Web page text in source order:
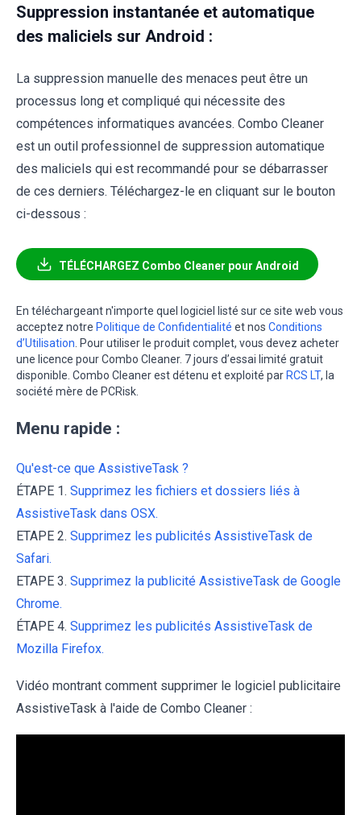
Suppression instantanée et automatique
des maliciels sur Android :
La suppression manuelle des menaces peut être un
processus long et compliqué qui nécessite des
compétences informatiques avancées. Combo Cleaner
est un outil professionnel de suppression automatique
des maliciels qui est recommandé pour se débarrasser
de ces derniers. Téléchargez-le en cliquant sur le bouton
ci-dessous :
TÉLÉCHARGEZ Combo Cleaner pour Android
En téléchargeant n'importe quel logiciel listé sur ce site web vous
acceptez notre Politique de Confidentialité et nos Conditions
d’Utilisation. Pour utiliser le produit complet, vous devez acheter
une licence pour Combo Cleaner. 7 jours d’essai limité gratuit
disponible. Combo Cleaner est détenu et exploité par RCS LT, la
société mère de PCRisk.
Menu rapide :
Qu'est-ce que AssistiveTask ?
ÉTAPE 1. Supprimez les fichiers et dossiers liés à
AssistiveTask dans OSX.
ETAPE 2. Supprimez les publicités AssistiveTask de
Safari.
ETAPE 3. Supprimez la publicité AssistiveTask de Google
Chrome.
ÉTAPE 4. Supprimez les publicités AssistiveTask de
Mozilla Firefox.
Vidéo montrant comment supprimer le logiciel publicitaire
AssistiveTask à l'aide de Combo Cleaner :